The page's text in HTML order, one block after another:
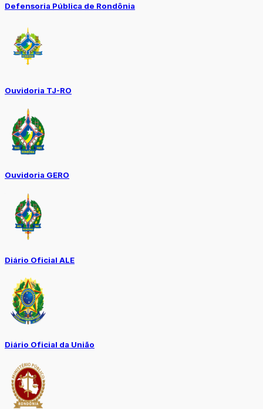
Defensoria Pública de Rondônia
Ouvidoria TJ-RO
Ouvidoria GERO
Diário Oficial ALE
Diário Oficial da União